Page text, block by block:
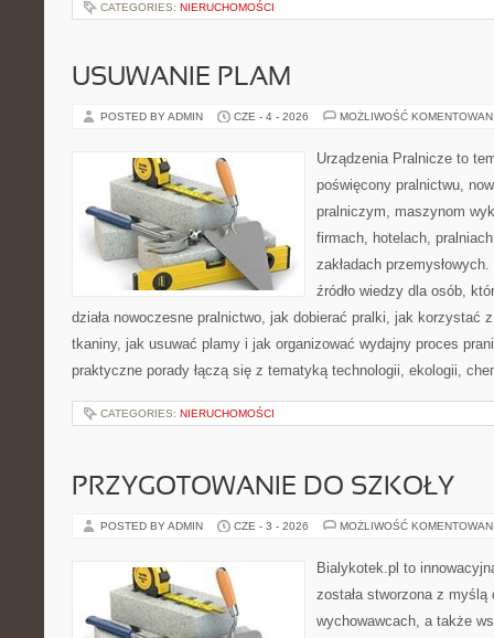
CATEGORIES: NIERUCHOMOŚCI
USUWANIE PLAM
POSTED BY ADMIN CZE - 4 - 2026 MOŻLIWOŚĆ
Urządzenia Pralnicze to
poświęcony pralnictwu,
pralniczym, maszynom
firmach, hotelach,
zakładach
źródło wiedzy dla osób,
działa nowoczesne pralnictwo, jak dobierać pralki, jak korzystać
tkaniny, jak usuwać plamy i jak organizować wydajny proces
praktyczne porady łączą się z tematyką technologii, ekologii,
CATEGORIES: NIERUCHOMOŚCI
PRZYGOTOWANIE DO SZKOŁY
POSTED BY ADMIN CZE - 3 - 2026 MOŻLIWOŚĆ
Bialykotek.pl to
została stworzona z myślą
wychowawcach, a także